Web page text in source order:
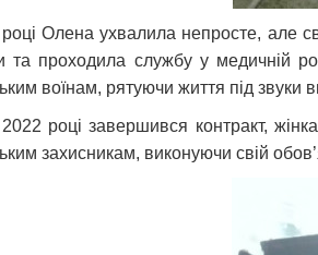
Олена ухвалила непросте, але
та проходила службу у медичній
воїнам, рятуючи життя під звуки
році завершився контракт,
захисникам, виконуючи свій